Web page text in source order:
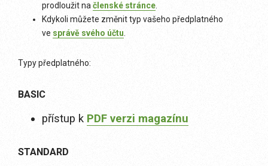
prodloužit na členské stránce
Kdykoli můžete změnit typ vašeho předplatného
ve správě svého účtu
Typy předplatného:
BASIC
přístup k PDF verzi magazínu
STANDARD